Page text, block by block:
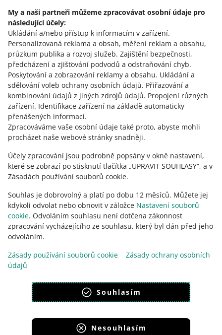
My a naši partneři můžeme zpracovávat osobní údaje pro
následující účely:
Ukládání a/nebo přístup k informacím v zařízení.
Personalizovaná reklama a obsah, měření reklam a obsahu,
průzkum publika a rozvoj služeb. Zajištění bezpečnosti,
předcházení a zjišťování podvodů a odstraňování chyb.
Poskytování a zobrazování reklamy a obsahu. Ukládání a
sdělování voleb ochrany osobních údajů. Přiřazování a
kombinování údajů z jiných zdrojů údajů. Propojení různých
zařízení. Identifikace zařízení na základě automaticky
přenášených informací.
Zpracováváme vaše osobní údaje také proto, abyste mohli
procházet naše webové stránky snadněji.
Účely zpracování jsou podrobně popsány v okně nastavení,
které se zobrazí po stisknutí tlačítka „UPRAVIT SOUHLASY“, a v
Zásadách používání souborů cookie.
Souhlas je dobrovolný a platí po dobu 12 měsíců. Můžete jej
kdykoli odvolat nebo obnovit v záložce Nastavení souborů
cookie. Odvoláním souhlasu není dotčena zákonnost
zpracování vycházejícího ze souhlasu, který byl dán před jeho
odvoláním.
Zásady používání souborů cookie
Zásady ochrany osobních
údajů
Souhlasím
Nesouhlasím
Podívejte se na:
další články o online bezpečnosti
nejnovější bezpečnostní upozornění.
Potřebujete pomoc?
KONTAKTUJTE NÁS